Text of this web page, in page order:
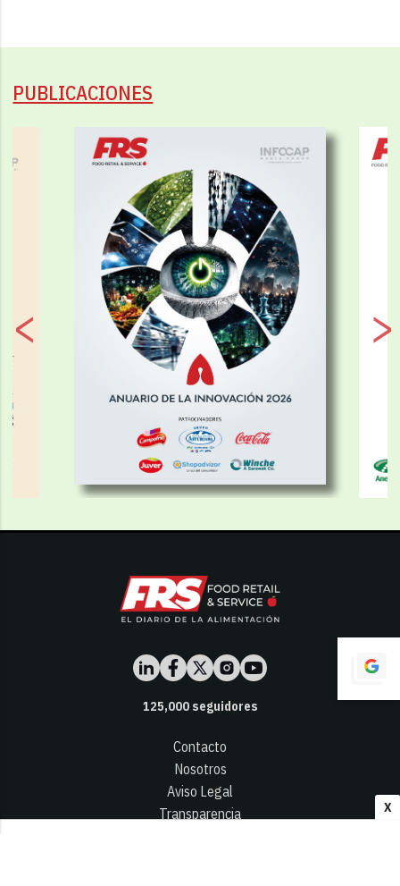
X
PUBLICACIONES
125,000seguidores
Contacto
Nosotros
Aviso Legal
Transparencia